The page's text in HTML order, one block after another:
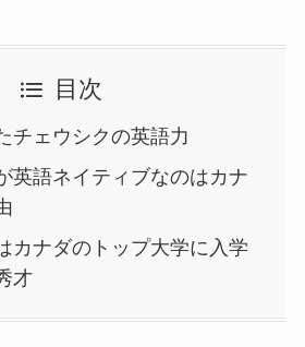
目次
チェウシクの英語力
英語ネイティブなのはカナ
カナダのトップ大学に入学
才